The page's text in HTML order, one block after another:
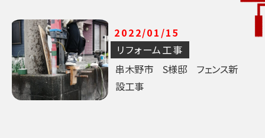
2022/01/15
リフォーム工事
串木野市 S様邸 フェンス新
設工事